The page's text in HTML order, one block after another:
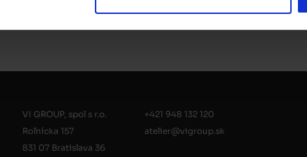
VI GROUP, spol s r.o.
Roľnícka 157
831 07 Bratislava 36
+421 948 132 120
atelier@vigroup.sk